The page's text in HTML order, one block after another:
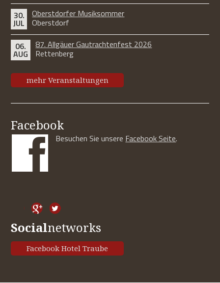
30.
JUL
Oberstdorfer Musiksommer
Oberstdorf
06.
AUG
87. Allgäuer Gautrachtenfest 2026
Rettenberg
mehr Veranstaltungen
Facebook
Besuchen Sie unsere Facebook Seite.
Socialnetworks
Facebook Hotel Traube